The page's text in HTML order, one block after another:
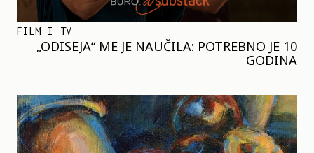
FILM I TV
„ODISEJA“ ME JE NAUČILA: POTREBNO JE 10
GODINA